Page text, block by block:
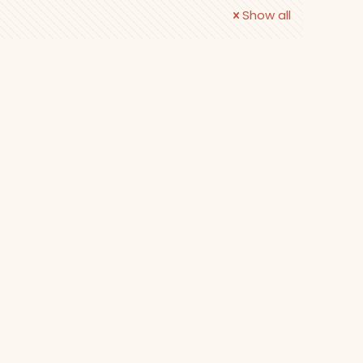
Show all